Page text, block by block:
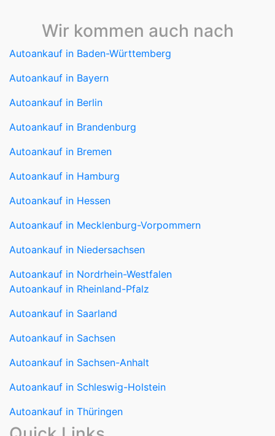
Wir kommen auch nach
Autoankauf in Baden-Württemberg
Autoankauf in Bayern
Autoankauf in Berlin
Autoankauf in Brandenburg
Autoankauf in Bremen
Autoankauf in Hamburg
Autoankauf in Hessen
Autoankauf in Mecklenburg-Vorpommern
Autoankauf in Niedersachsen
Autoankauf in Nordrhein-Westfalen
Autoankauf in Rheinland-Pfalz
Autoankauf in Saarland
Autoankauf in Sachsen
Autoankauf in Sachsen-Anhalt
Autoankauf in Schleswig-Holstein
Autoankauf in Thüringen